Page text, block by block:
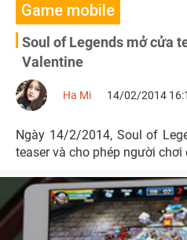
Game mobile
Soul of Legends mở cửa
Valentine
Ha Mi 14/02/2014
Ngày 14/2/2014, Soul of
teaser và cho phép người